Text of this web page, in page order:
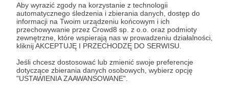
Aby wyrazić zgody na korzystanie z technologii
automatycznego śledzenia i zbierania danych, dostęp do
informacji na Twoim urządzeniu końcowym i ich
przechowywanie przez Crowd8 sp. z o.o. oraz podmioty
zewnętrzne, które wspierają nas w prowadzeniu działalności,
kliknij AKCEPTUJĘ I PRZECHODZĘ DO SERWISU.
Jeśli chcesz dostosować lub zmienić swoje preferencje
dotyczące zbierania danych osobowych, wybierz opcję
"USTAWIENIA ZAAWANSOWANE".
Post dostępny tylko dla Patronów
Aby zobaczyć ten materiał musisz być zalogowany